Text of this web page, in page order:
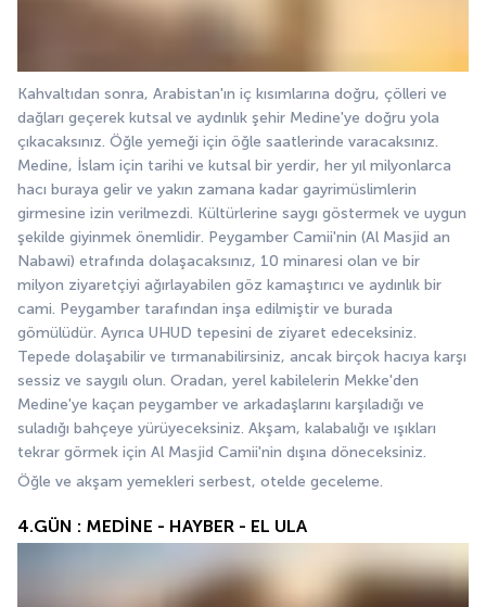
Kahvaltıdan sonra, Arabistan'ın iç kısımlarına doğru, çölleri ve
dağları geçerek kutsal ve aydınlık şehir Medine'ye doğru yola
çıkacaksınız. Öğle yemeği için öğle saatlerinde varacaksınız.
Medine, İslam için tarihi ve kutsal bir yerdir, her yıl milyonlarca
hacı buraya gelir ve yakın zamana kadar gayrimüslimlerin
girmesine izin verilmezdi. Kültürlerine saygı göstermek ve uygun
şekilde giyinmek önemlidir. Peygamber Camii'nin (Al Masjid an
Nabawi) etrafında dolaşacaksınız, 10 minaresi olan ve bir
milyon ziyaretçiyi ağırlayabilen göz kamaştırıcı ve aydınlık bir
cami. Peygamber tarafından inşa edilmiştir ve burada
gömülüdür. Ayrıca UHUD tepesini de ziyaret edeceksiniz.
Tepede dolaşabilir ve tırmanabilirsiniz, ancak birçok hacıya karşı
sessiz ve saygılı olun. Oradan, yerel kabilelerin Mekke'den
Medine'ye kaçan peygamber ve arkadaşlarını karşıladığı ve
suladığı bahçeye yürüyeceksiniz. Akşam, kalabalığı ve ışıkları
tekrar görmek için Al Masjid Camii'nin dışına döneceksiniz.
Öğle ve akşam yemekleri serbest, otelde geceleme.
4.GÜN : MEDİNE - HAYBER - EL ULA